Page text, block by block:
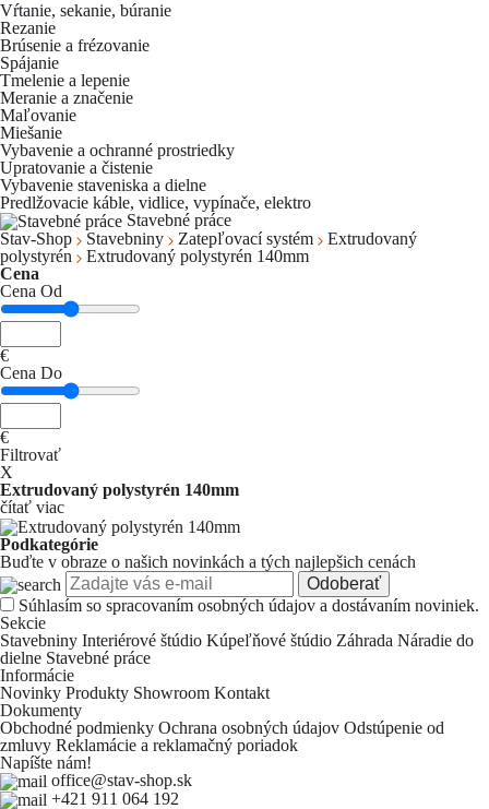
Vŕtanie, sekanie, búranie
Rezanie
Brúsenie a frézovanie
Spájanie
Tmelenie a lepenie
Meranie a značenie
Maľovanie
Miešanie
Vybavenie a ochranné prostriedky
Upratovanie a čistenie
Vybavenie staveniska a dielne
Predlžovacie káble, vidlice, vypínače, elektro
Stavebné práce
Stav-Shop
Stavebniny Zatepľovací systém
Extrudovaný
polystyrén
Extrudovaný polystyrén 140mm
Cena
Cena Od
€
Cena Do
€
Filtrovať
X
Extrudovaný polystyrén 140mm
čítať viac
Podkategórie
Buďte v obraze o našich novinkách a tých najlepšich cenách
Odoberať
Súhlasím so spracovaním osobných údajov a dostávaním noviniek.
Sekcie
Stavebniny Interiérové štúdio Kúpeľňové štúdio Záhrada Náradie do
dielne Stavebné práce
Informácie
Novinky Produkty Showroom Kontakt
Dokumenty
Obchodné podmienky Ochrana osobných údajov Odstúpenie od
zmluvy Reklamácie a reklamačný poriadok
Napíšte nám!
office@stav-shop.sk
+421 911 064 192